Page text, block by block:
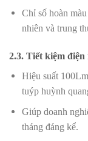
Chỉ số hoàn
nhiên và trung
2.3. Tiết kiệm điện
Hiệu suất
tuýp huỳnh
Giúp doanh
tháng đáng kể.